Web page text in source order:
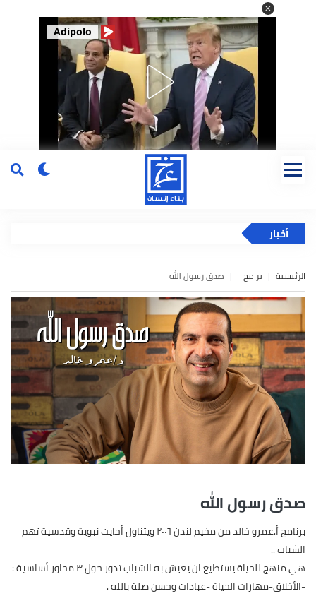
Adipolo
أخبار
الرئيسية برامج صدق رسول الله
صدق رسول الله
برنامج أ.عمرو خالد من مخيم لندن ٢٠٠٦ ويتناول أحايث نبوية وقدسية تهم
الشباب ..
هي منهج للحياة يستطيع ان يعيش به الشباب تدور حول ٣ محاور أساسية :
-الأخلاق-مهارات الحياة -عبادات وحسن صلة بالله .